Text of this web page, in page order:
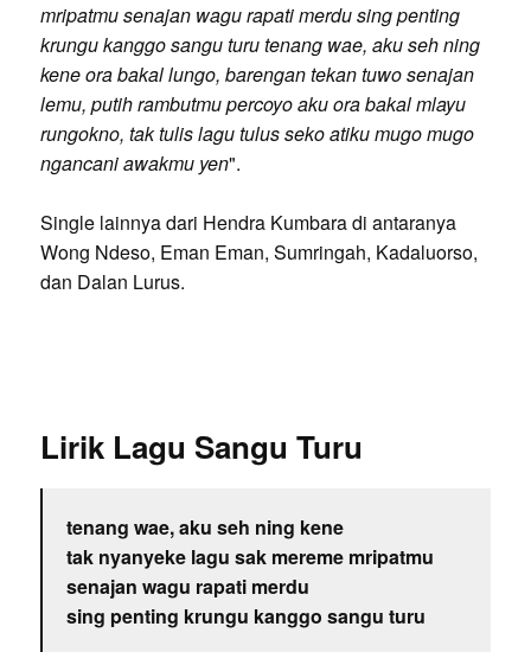
mripatmu senajan wagu rapati merdu sing penting
krungu kanggo sangu turu tenang wae, aku seh ning
kene ora bakal lungo, barengan tekan tuwo senajan
lemu, putih rambutmu percoyo aku ora bakal mlayu
rungokno, tak tulis lagu tulus seko atiku mugo mugo
ngancani awakmu yen".
Single lainnya dari Hendra Kumbara di antaranya
Wong Ndeso, Eman Eman, Sumringah, Kadaluorso,
dan Dalan Lurus.
Lirik Lagu Sangu Turu
tenang wae, aku seh ning kene
tak nyanyeke lagu sak mereme mripatmu
senajan wagu rapati merdu
sing penting krungu kanggo sangu turu